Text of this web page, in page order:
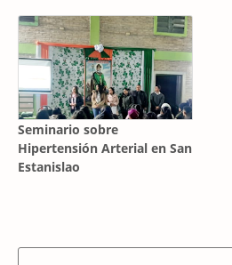
Seminario sobre
Hipertensión Arterial en San
Estanislao